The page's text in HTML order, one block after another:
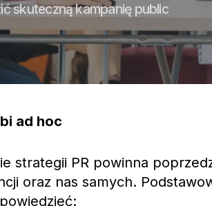
skuteczną kampanię public
ad hoc
strategii PR powinna
oraz nas samych.